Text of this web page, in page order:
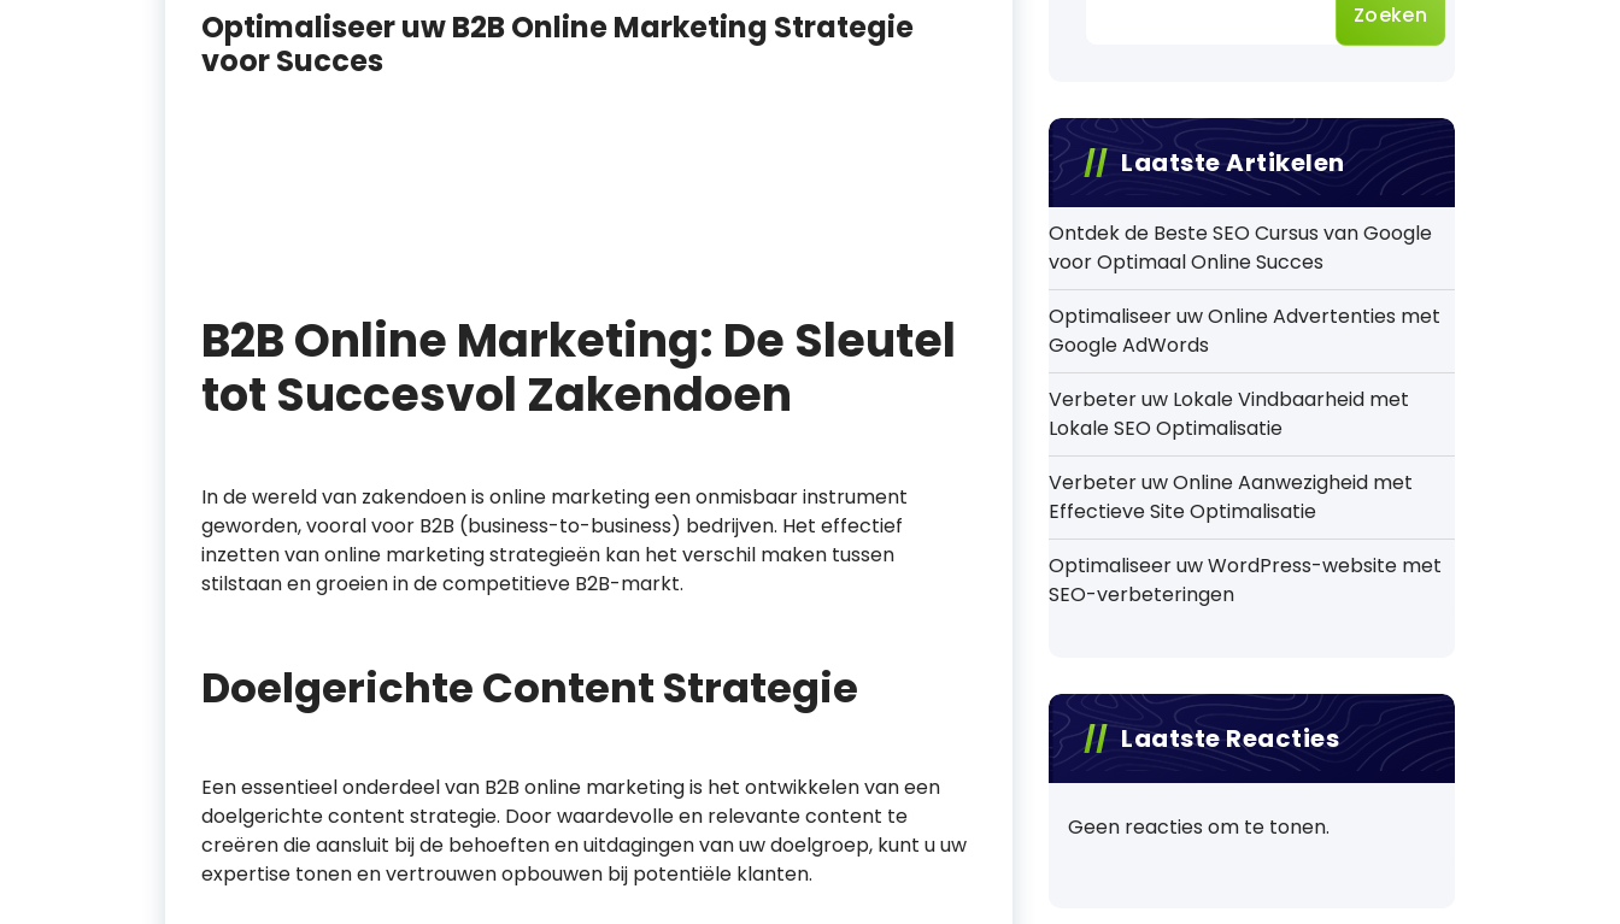
Optimaliseer uw B2B Online Marketing Strategie
voor Succes
B2B Online Marketing: De Sleutel
tot Succesvol Zakendoen
In de wereld van zakendoen is online marketing een onmisbaar instrument
geworden, vooral voor B2B (business-to-business) bedrijven. Het effectief
inzetten van online marketing strategieën kan het verschil maken tussen
stilstaan en groeien in de competitieve B2B-markt.
Doelgerichte Content Strategie
Een essentieel onderdeel van B2B online marketing is het ontwikkelen van een
doelgerichte content strategie. Door waardevolle en relevante content te
creëren die aansluit bij de behoeften en uitdagingen van uw doelgroep, kunt u uw
expertise tonen en vertrouwen opbouwen bij potentiële klanten.
Zoeken
Laatste Artikelen
Ontdek de Beste SEO Cursus van Google
voor Optimaal Online Succes
Optimaliseer uw Online Advertenties met
Google AdWords
Verbeter uw Lokale Vindbaarheid met
Lokale SEO Optimalisatie
Verbeter uw Online Aanwezigheid met
Effectieve Site Optimalisatie
Optimaliseer uw WordPress-website met
SEO-verbeteringen
Laatste Reacties
Geen reacties om te tonen.